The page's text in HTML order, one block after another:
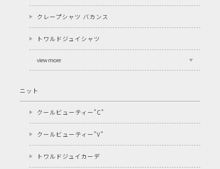
クレープシャツ バカンス
トワルドジュイシャツ
view more
ニット
クールビューティー"C"
クールビューティー"V"
トワルドジュイカーデ